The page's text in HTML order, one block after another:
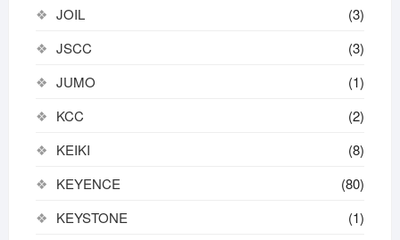
JOIL
(3)
JSCC
(3)
JUMO
(1)
KCC
(2)
KEIKI
(8)
KEYENCE
(80)
KEYSTONE
(1)